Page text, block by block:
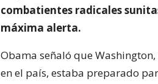
combatientes radicales
máxima alerta.
Obama señaló que
en el país, estaba preparado